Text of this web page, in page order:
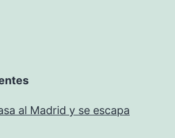
al Madrid y se escapa